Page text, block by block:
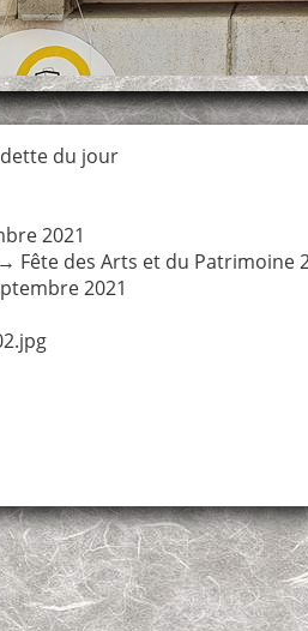
du jour
2021
→ Fête des Arts et du Patrimoine
2021